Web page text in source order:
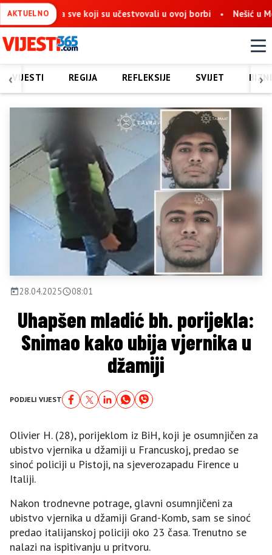
AKTUELNO
sve koji su učestvovali u ovoj borbi Nešić u Mostaru:
‹ ›
VIJESTI REGIJA REFLEKSIJE SVIJET
28.04.2025 08:01
Uhapšen mladić bh. porijekla:
Snimao kako ubija vjernika u
džamiji
PODJELI VIJEST
Olivier H. (28), porijeklom iz BiH, koji je osumnjičen za
ubistvo vjernika u džamiji u Francuskoj, predao se
sinoć policiji u Pistoji, na sjeverozapadu Firence u
Italiji.
Nakon trodnevne potrage, glavni osumnjičeni za
ubistvo vjernika u džamiji Grand-Komb, sam se sinoć
predao italijanskoj policiji oko 23 časa. Trenutno se
nalazi na ispitivanju u pritvoru.